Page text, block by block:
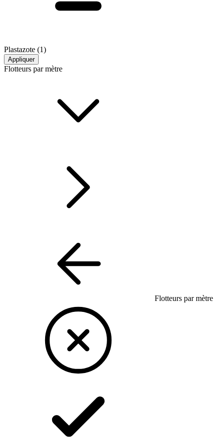
Plastazote (1)
Appliquer
Flotteurs par mètre
Flotteurs par mètre